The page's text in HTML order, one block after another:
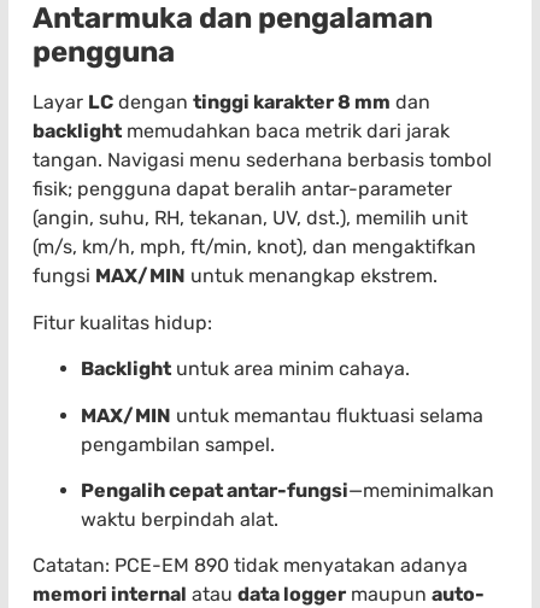
Antarmuka dan pengalaman
pengguna
Layar LC dengan tinggi karakter 8 mm dan
backlight memudahkan baca metrik dari jarak
tangan. Navigasi menu sederhana berbasis tombol
fisik; pengguna dapat beralih antar-parameter
(angin, suhu, RH, tekanan, UV, dst.), memilih unit
(m/s, km/h, mph, ft/min, knot), dan mengaktifkan
fungsi MAX/MIN untuk menangkap ekstrem.
Fitur kualitas hidup:
Backlight untuk area minim cahaya.
MAX/MIN untuk memantau fluktuasi selama
pengambilan sampel.
Pengalih cepat antar-fungsi—meminimalkan
waktu berpindah alat.
Catatan: PCE-EM 890 tidak menyatakan adanya
memori internal atau data logger maupun auto-